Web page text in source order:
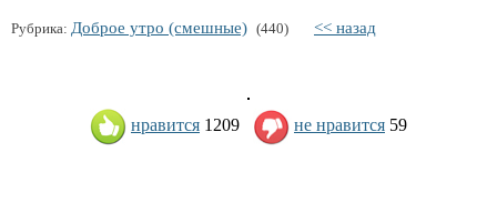
Рубрика: Доброе утро (смешные) (440) << назад
нравится 1209 не нравится 59